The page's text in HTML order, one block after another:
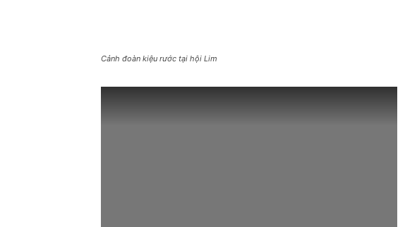
Cảnh đoàn kiệu rước tại hội Lim